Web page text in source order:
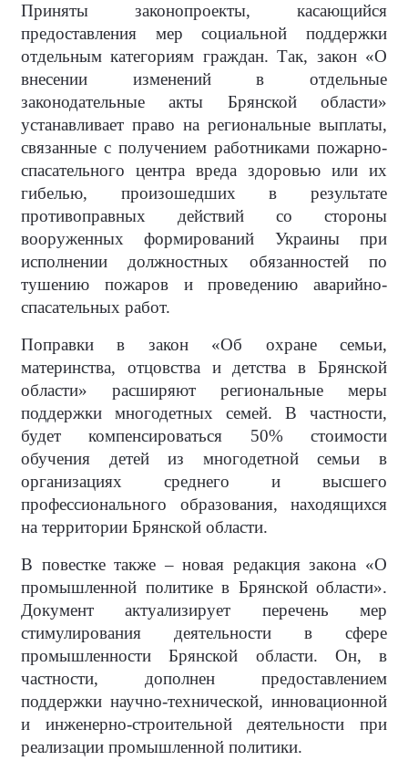
Приняты законопроекты, касающийся
предоставления мер социальной поддержки
отдельным категориям граждан. Так, закон «О
внесении изменений в отдельные
законодательные акты Брянской области»
устанавливает право на региональные выплаты,
связанные с получением работниками пожарно-
спасательного центра вреда здоровью или их
гибелью, произошедших в результате
противоправных действий со стороны
вооруженных формирований Украины при
исполнении должностных обязанностей по
тушению пожаров и проведению аварийно-
спасательных работ.
Поправки в закон «Об охране семьи,
материнства, отцовства и детства в Брянской
области» расширяют региональные меры
поддержки многодетных семей. В частности,
будет компенсироваться 50% стоимости
обучения детей из многодетной семьи в
организациях среднего и высшего
профессионального образования, находящихся
на территории Брянской области.
В повестке также – новая редакция закона «О
промышленной политике в Брянской области».
Документ актуализирует перечень мер
стимулирования деятельности в сфере
промышленности Брянской области. Он, в
частности, дополнен предоставлением
поддержки научно-технической, инновационной
и инженерно-строительной деятельности при
реализации промышленной политики.